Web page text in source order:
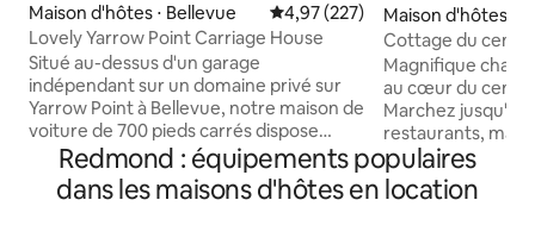
Maison d'hôtes ⋅ Bellevue Évaluation moyenne sur la
4,97 (227)
Lovely Yarrow Point Carriage House
Situé au-dessus d'un garage
indépendant sur un domaine privé sur
Yarrow Point à Bellevue, notre maison de
voiture de 700 pieds carrés dispose
d'une entrée privée et d'un parking avec
vue imprenable sur le lac Washington et
un beau jardin. Parfait pour les cadres ou
Maison d'hôtes ⋅
Cottage du
Magnifique
au cœur du
Marchez jusqu'à
restaurants,
au bord du lac
Kirkland est une
rives du lac Washington. Il se
Redmond : équipements populaires
dans les maisons d'hôtes en location